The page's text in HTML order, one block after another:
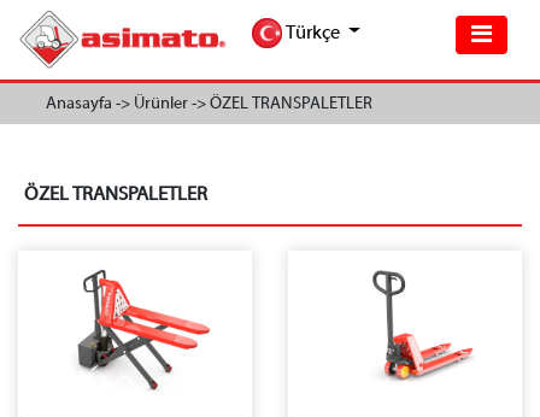
Türkçe
Anasayfa -> Ürünler -> ÖZEL TRANSPALETLER
ÖZEL TRANSPALETLER